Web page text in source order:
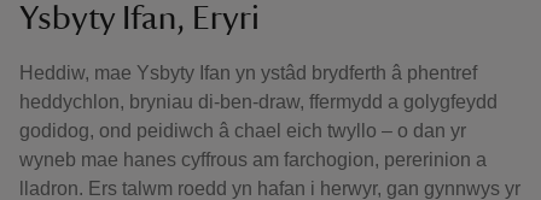
Ysbyty Ifan, Eryri
Heddiw, mae Ysbyty Ifan yn ystâd brydferth â phentref
heddychlon, bryniau di-ben-draw, ffermydd a golygfeydd
godidog, ond peidiwch â chael eich twyllo – o dan yr
wyneb mae hanes cyffrous am farchogion, pererinion a
lladron. Ers talwm roedd yn hafan i herwyr, gan gynnwys yr